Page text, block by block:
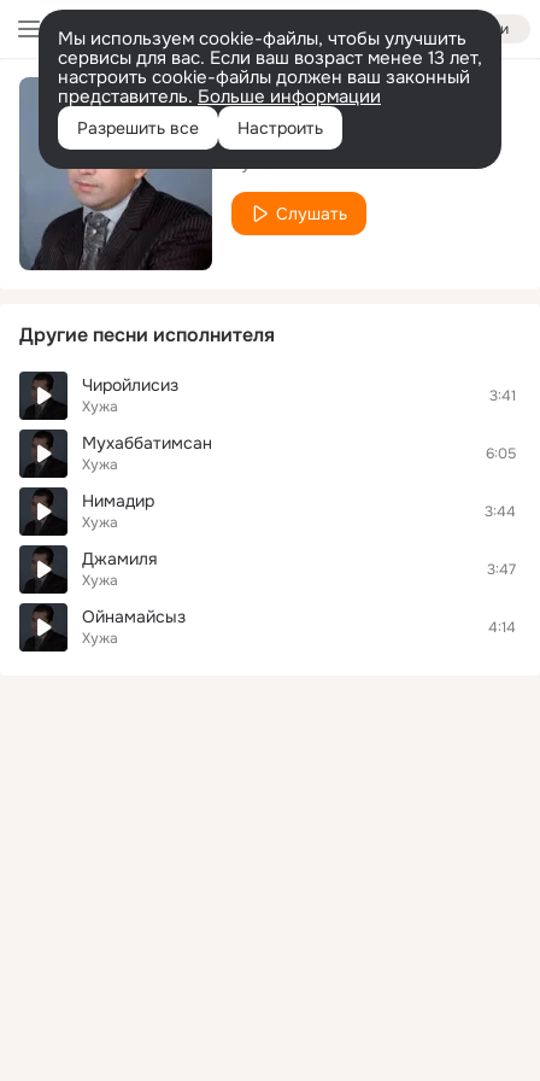
Войти
Мы используем cookie-файлы, чтобы улучшить
сервисы для вас. Если ваш возраст менее 13 лет,
настроить cookie-файлы должен ваш законный
представитель. Больше информации
Разрешить все Настроить
Онажон
Слушать
Другие песни исполнителя
Чиройлисиз
Хужа
3:41
Мухаббатимсан
Хужа
6:05
Нимадир
Хужа
3:44
Джамиля
Хужа
3:47
Ойнамайсыз
Хужа
4:14